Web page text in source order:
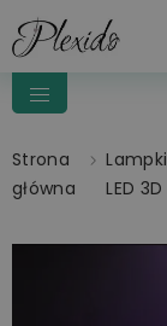
Strona
główna
Lampki
LED 3D